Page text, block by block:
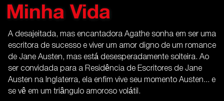
Minha Vida
A desajeitada, mas encantadora Agathe sonha em ser uma
escritora de sucesso e viver um amor digno de um romance
de Jane Austen, mas está desesperadamente solteira. Ao
ser convidada para a Residência de Escritores de Jane
Austen na Inglaterra, ela enfim vive seu momento Austen... e
se vê em um triângulo amoroso volátil.